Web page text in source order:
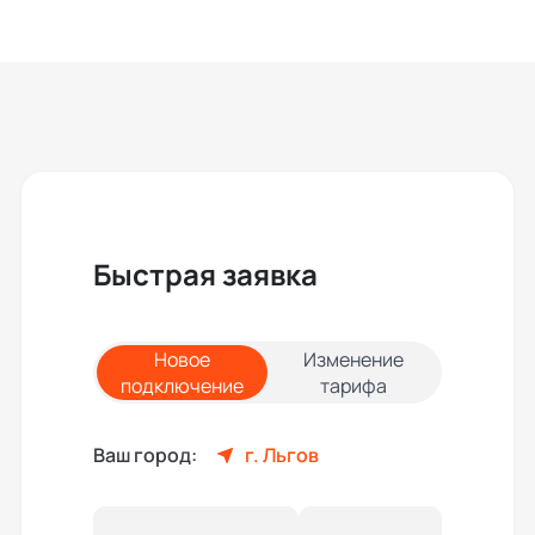
Быстрая заявка
Новое
подключение
Изменение
тарифа
Ваш город: г. Льгов